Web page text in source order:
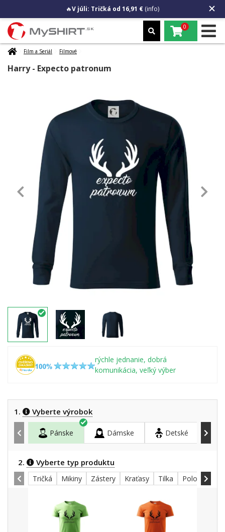
🔥V júli: Tričká od 16,91 € (info)
0
Film a Seriál Filmové
Harry - Expecto patronum
rýchle jednanie, dobrá
komunikácia, veľký výber
1. Vyberte výrobok
Pánske Dámske Detské
2. Vyberte typ produktu
Tričká Mikiny Zástery Kraťasy Tilka Polokošele